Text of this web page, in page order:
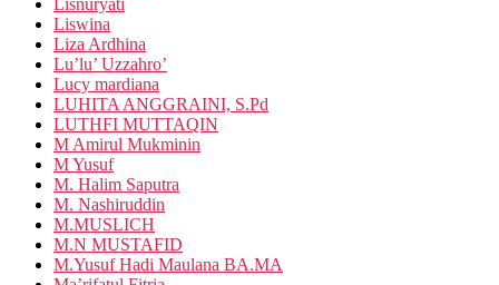
Lisnuryati
Liswina
Liza Ardhina
Lu’lu’ Uzzahro’
Lucy mardiana
LUHITA ANGGRAINI, S.Pd
LUTHFI MUTTAQIN
M Amirul Mukminin
M Yusuf
M. Halim Saputra
M. Nashiruddin
M.MUSLICH
M.N MUSTAFID
M.Yusuf Hadi Maulana BA.MA